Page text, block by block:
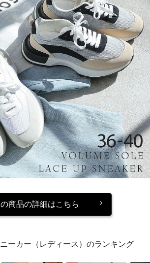
商品の詳細はこちら
ーカー（レディース）のランキング